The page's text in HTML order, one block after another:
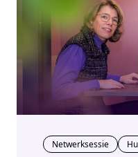
Netwerksessie